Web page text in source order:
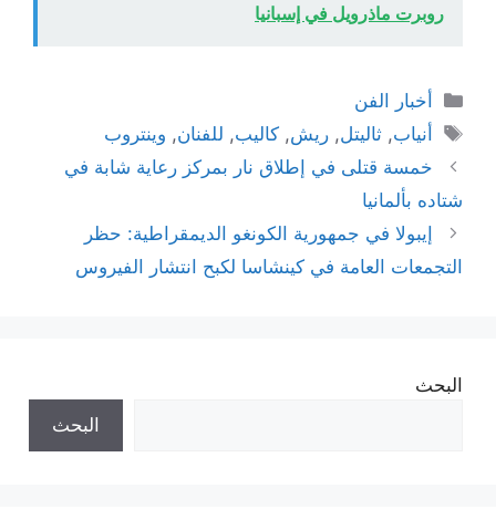
روبرت ماذرويل في إسبانيا
التصنيفات
أخبار الفن
الوسوم
أنياب,ثاليتل,ريش,كاليب, للفنان, وينتروب
خمسة قتلى في إطلاق نار بمركز رعاية شابة في
شتاده بألمانيا
إيبولا في جمهورية الكونغو الديمقراطية: حظر
التجمعات العامة في كينشاسا لكبح انتشار الفيروس
البحث
البحث